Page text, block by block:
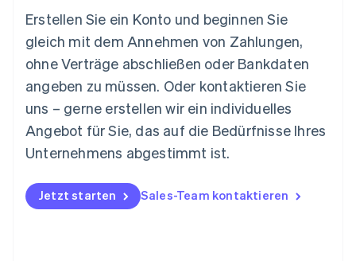
Erstellen Sie ein Konto und beginnen Sie
gleich mit dem Annehmen von Zahlungen,
ohne Verträge abschließen oder Bankdaten
angeben zu müssen. Oder kontaktieren Sie
uns – gerne erstellen wir ein individuelles
Angebot für Sie, das auf die Bedürfnisse Ihres
Unternehmens abgestimmt ist.
Jetzt starten Sales-Team kontaktieren
Neuseeland
Niederlande
NederlandsEnglish
Norwegen
English
Österreich
Deutsch English
Polen
English
Português English
Rumänien